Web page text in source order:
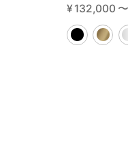
¥ 132,000 〜